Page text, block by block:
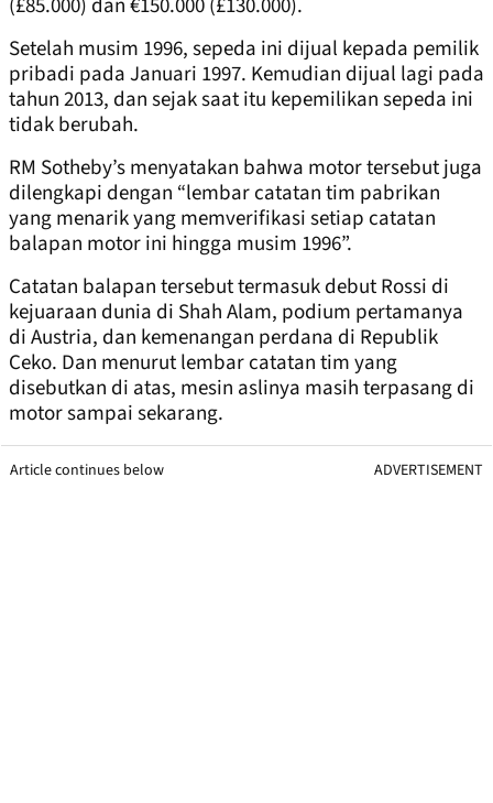
(£85.000) dan €150.000 (£130.000).
Setelah musim 1996, sepeda ini dijual kepada pemilik
pribadi pada Januari 1997. Kemudian dijual lagi pada
tahun 2013, dan sejak saat itu kepemilikan sepeda ini
tidak berubah.
RM Sotheby’s menyatakan bahwa motor tersebut juga
dilengkapi dengan “lembar catatan tim pabrikan
yang menarik yang memverifikasi setiap catatan
balapan motor ini hingga musim 1996”.
Catatan balapan tersebut termasuk debut Rossi di
kejuaraan dunia di Shah Alam, podium pertamanya
di Austria, dan kemenangan perdana di Republik
Ceko. Dan menurut lembar catatan tim yang
disebutkan di atas, mesin aslinya masih terpasang di
motor sampai sekarang.
Article continues below ADVERTISEMENT